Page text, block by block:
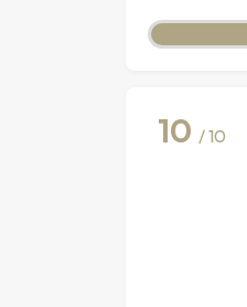
10 / 10